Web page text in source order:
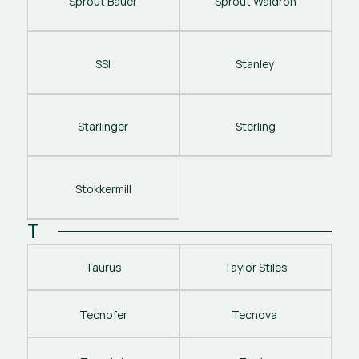
SSI Stanley
Starlinger Sterling
Stokkermill
T
Taurus Taylor Stiles
Tecnofer Tecnova